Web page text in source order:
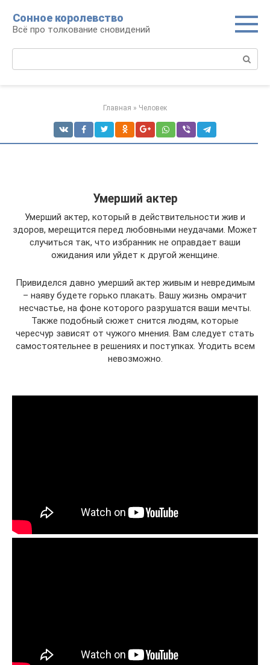
контенту
Сонное королевство
Всё про толкование сновидений
Главная » Человек
Умерший актер
Умерший актер, который в действительности жив и
здоров, мерещится перед любовными неудачами. Может
случиться так, что избранник не оправдает ваши
ожидания или уйдет к другой женщине.
Привиделся давно умерший актер живым и невредимым
– наяву будете горько плакать. Вашу жизнь омрачит
несчастье, на фоне которого разрушатся ваши мечты.
Также подобный сюжет снится людям, которые
чересчур зависят от чужого мнения. Вам следует стать
самостоятельнее в решениях и поступках. Угодить всем
невозможно.